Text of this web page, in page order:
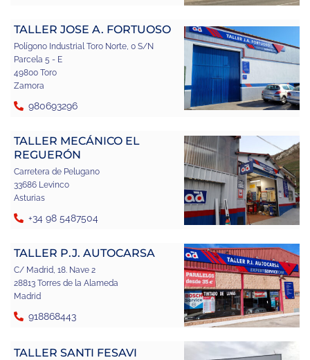
TALLER JOSE A. FORTUOSO
Polígono Industrial Toro Norte, 0 S/N
Parcela 5 - E
49800 Toro
Zamora
980693296
TALLER MECÁNICO EL
REGUERÓN
Carretera de Pelugano
33686 Levinco
Asturias
+34 98 5487504
TALLER P.J. AUTOCARSA
C/ Madrid, 18. Nave 2
28813 Torres de la Alameda
Madrid
918868443
TALLER SANTI FESAVI